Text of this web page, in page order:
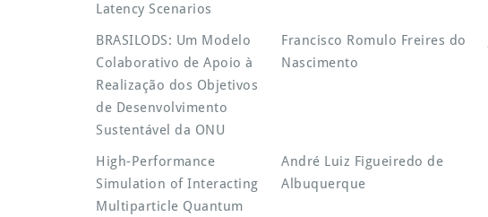
Latency Scenarios
BRASILODS: Um Modelo
Colaborativo de Apoio à
Realização dos Objetivos
de Desenvolvimento
Sustentável da ONU
Francisco Romulo Freires do
Nascimento
High-Performance
Simulation of Interacting
Multiparticle Quantum
André Luiz Figueiredo de
Albuquerque